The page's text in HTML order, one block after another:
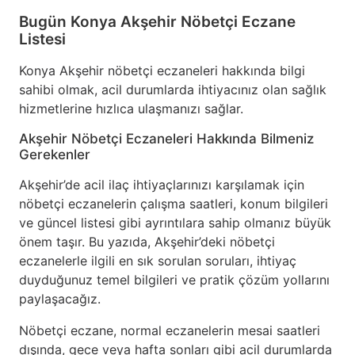
Bugün Konya Akşehir Nöbetçi Eczane
Listesi
Konya Akşehir nöbetçi eczaneleri hakkında bilgi
sahibi olmak, acil durumlarda ihtiyacınız olan sağlık
hizmetlerine hızlıca ulaşmanızı sağlar.
Akşehir Nöbetçi Eczaneleri Hakkında Bilmeniz
Gerekenler
Akşehir’de acil ilaç ihtiyaçlarınızı karşılamak için
nöbetçi eczanelerin çalışma saatleri, konum bilgileri
ve güncel listesi gibi ayrıntılara sahip olmanız büyük
önem taşır. Bu yazıda, Akşehir’deki nöbetçi
eczanelerle ilgili en sık sorulan soruları, ihtiyaç
duyduğunuz temel bilgileri ve pratik çözüm yollarını
paylaşacağız.
Nöbetçi eczane, normal eczanelerin mesai saatleri
dışında, gece veya hafta sonları gibi acil durumlarda